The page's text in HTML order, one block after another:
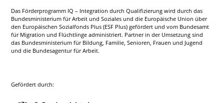
Das Förderprogramm IQ – Integration durch Qualifizierung wird durch das
Bundesministerium für Arbeit und Soziales und die Europäische Union über
den Europäischen Sozialfonds Plus (ESF Plus) gefördert und vom Bundesamt
für Migration und Flüchtlinge administriert. Partner in der Umsetzung sind
das Bundesministerium für Bildung, Familie, Senioren, Frauen und Jugend
und die Bundesagentur für Arbeit.
Gefördert durch: